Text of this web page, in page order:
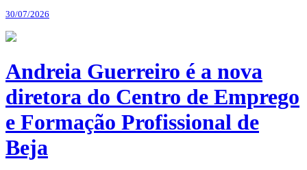
30/07/2026
Andreia Guerreiro é a nova
diretora do Centro de Emprego
e Formação Profissional de
Beja